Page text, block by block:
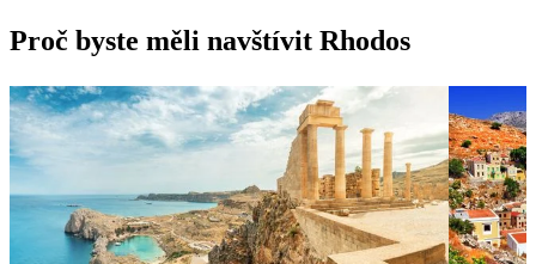
Proč byste měli navštívit Rhodos